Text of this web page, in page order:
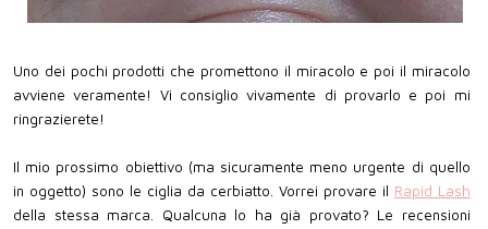
Uno dei pochi prodotti che promettono il miracolo e poi il miracolo
avviene veramente! Vi consiglio vivamente di provarlo e poi mi
ringrazierete!
Il mio prossimo obiettivo (ma sicuramente meno urgente di quello
in oggetto) sono le ciglia da cerbiatto. Vorrei provare il Rapid Lash
della stessa marca. Qualcuna lo ha già provato? Le recensioni